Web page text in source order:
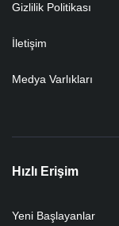
Gizlilik Politikası
İletişim
Medya Varlıkları
Hızlı Erişim
Yeni Başlayanlar